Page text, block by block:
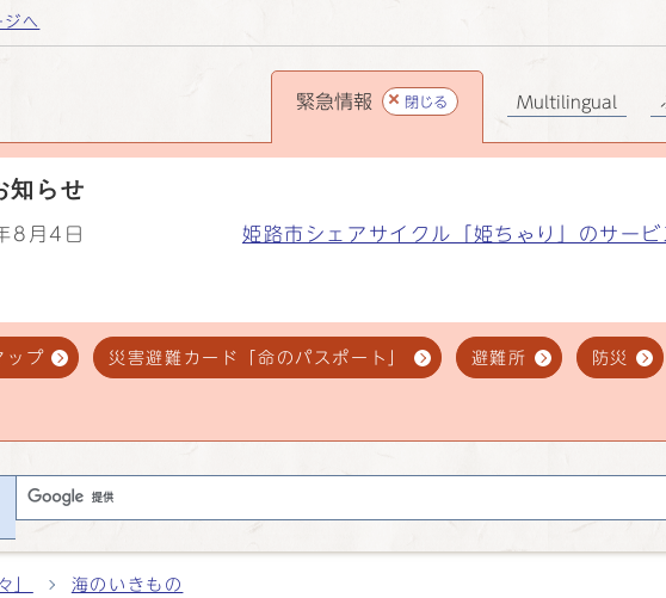
へ
緊急情報 閉じる
知らせ
8月4日 姫路市シェアサイクル「姫ちゃり」のサー
ップ 災害避難カード「命のパスポート」 避難所 防災
Multilingual
」 海のいきもの